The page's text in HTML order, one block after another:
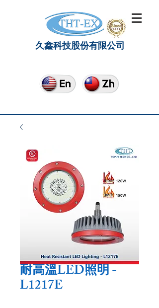
久鑫科技股份有限公司
耐高溫LED照明 -
L1217E